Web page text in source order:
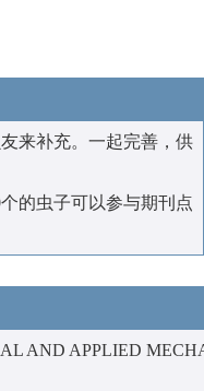
来补充。一起完善，供
的虫子可以参与期刊点
AND APPLIED